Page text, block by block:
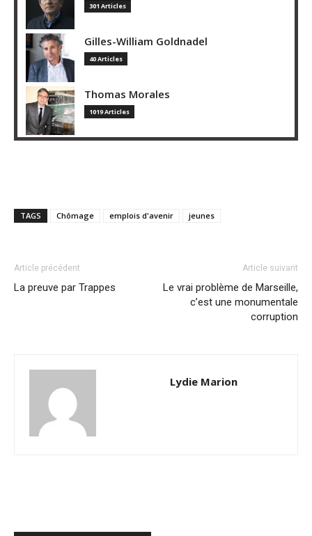
301 Articles
Gilles-William Goldnadel
40 Articles
Thomas Morales
1019 Articles
TAGS Chômage emplois d'avenir jeunes
Article précédent
La preuve par Trappes
Article suivant
Le vrai problème de Marseille,
c’est une monumentale
corruption
Lydie Marion